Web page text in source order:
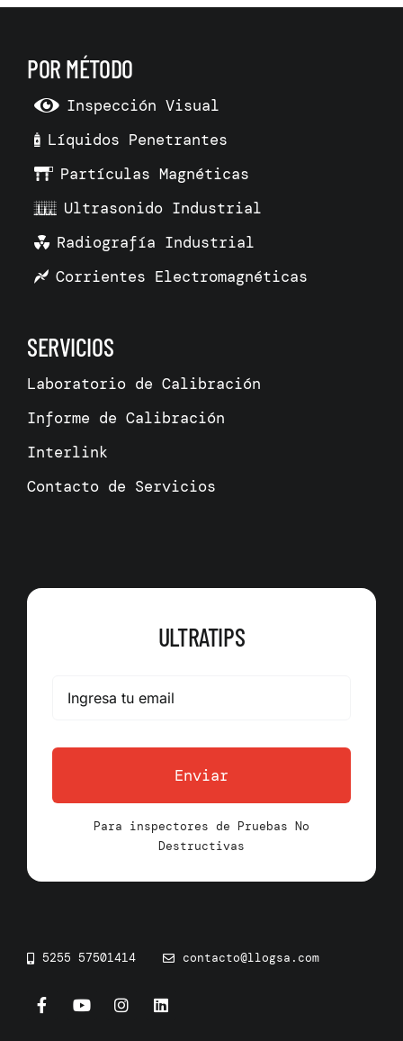
POR MÉTODO
Inspección Visual
Líquidos Penetrantes
Partículas Magnéticas
Ultrasonido Industrial
Radiografía Industrial
Corrientes Electromagnéticas
SERVICIOS
Laboratorio de Calibración
Informe de Calibración
Interlink
Contacto de Servicios
ULTRATIPS
Enviar
Para inspectores de Pruebas No
Destructivas
5255 57501414 contacto@llogsa.com